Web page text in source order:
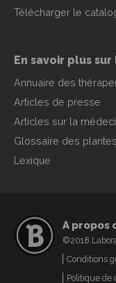
Télécharger le
En savoir plus
Annuaire des
Articles de presse
Articles sur la
Glossaire des plantes
Lexique
A propos
©2018
Conditions
Politique de